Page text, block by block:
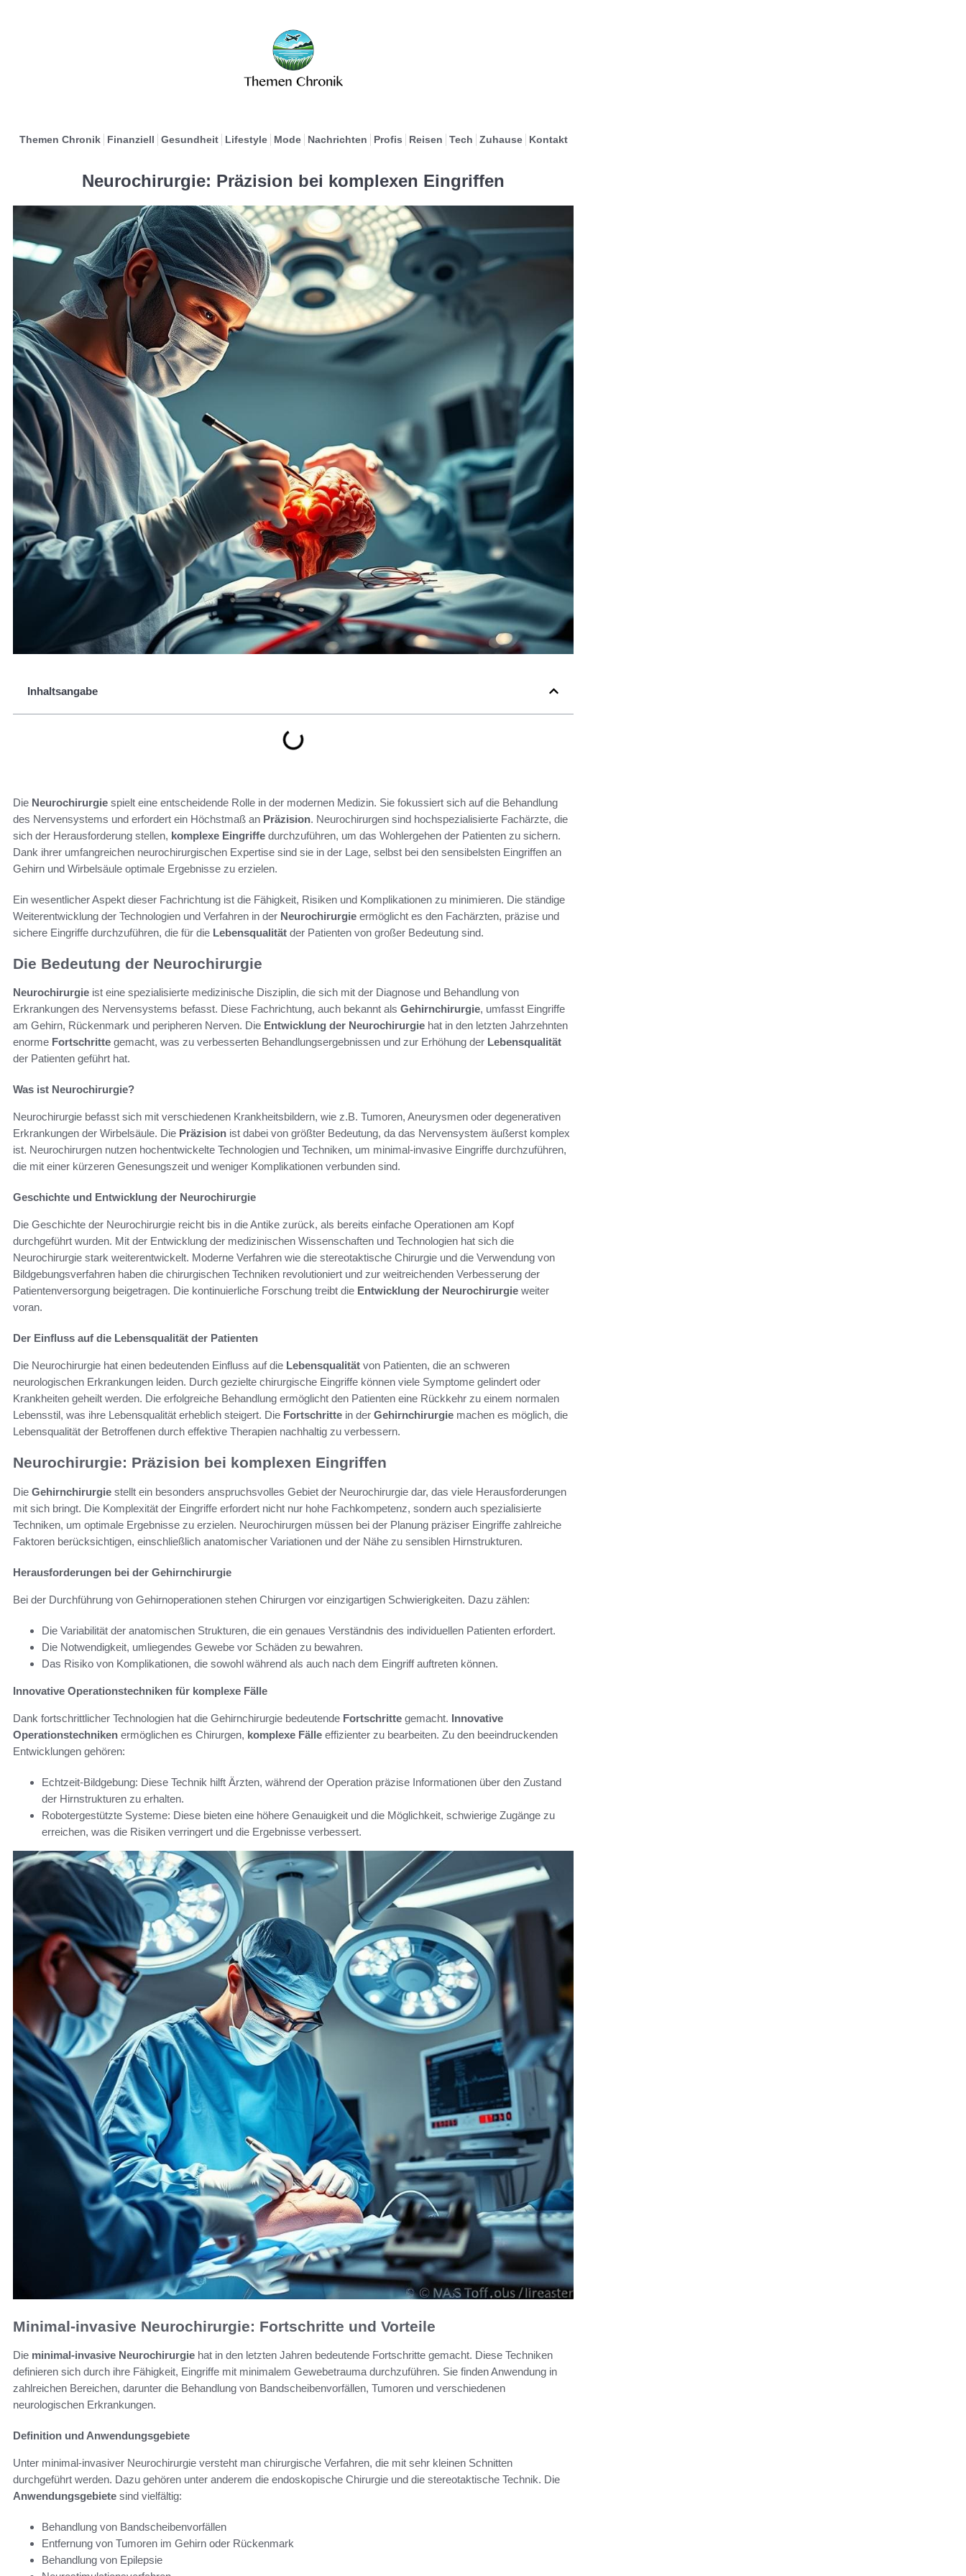
Themen Chronik Finanziell Gesundheit Lifestyle Mode Nachrichten Profis Reisen Tech Zuhause Kontakt
Neurochirurgie: Präzision bei komplexen Eingriffen
Inhaltsangabe
Die Neurochirurgie spielt eine entscheidende Rolle in der modernen Medizin. Sie fokussiert sich auf die Behandlung
des Nervensystems und erfordert ein Höchstmaß an Präzision. Neurochirurgen sind hochspezialisierte Fachärzte, die
sich der Herausforderung stellen, komplexe Eingriffe durchzuführen, um das Wohlergehen der Patienten zu sichern.
Dank ihrer umfangreichen neurochirurgischen Expertise sind sie in der Lage, selbst bei den sensibelsten Eingriffen an
Gehirn und Wirbelsäule optimale Ergebnisse zu erzielen.
Ein wesentlicher Aspekt dieser Fachrichtung ist die Fähigkeit, Risiken und Komplikationen zu minimieren. Die ständige
Weiterentwicklung der Technologien und Verfahren in der Neurochirurgie ermöglicht es den Fachärzten, präzise und
sichere Eingriffe durchzuführen, die für die Lebensqualität der Patienten von großer Bedeutung sind.
Die Bedeutung der Neurochirurgie
Neurochirurgie ist eine spezialisierte medizinische Disziplin, die sich mit der Diagnose und Behandlung von
Erkrankungen des Nervensystems befasst. Diese Fachrichtung, auch bekannt als Gehirnchirurgie, umfasst Eingriffe
am Gehirn, Rückenmark und peripheren Nerven. Die Entwicklung der Neurochirurgie hat in den letzten Jahrzehnten
enorme Fortschritte gemacht, was zu verbesserten Behandlungsergebnissen und zur Erhöhung der Lebensqualität
der Patienten geführt hat.
Was ist Neurochirurgie?
Neurochirurgie befasst sich mit verschiedenen Krankheitsbildern, wie z.B. Tumoren, Aneurysmen oder degenerativen
Erkrankungen der Wirbelsäule. Die Präzision ist dabei von größter Bedeutung, da das Nervensystem äußerst komplex
ist. Neurochirurgen nutzen hochentwickelte Technologien und Techniken, um minimal-invasive Eingriffe durchzuführen,
die mit einer kürzeren Genesungszeit und weniger Komplikationen verbunden sind.
Geschichte und Entwicklung der Neurochirurgie
Die Geschichte der Neurochirurgie reicht bis in die Antike zurück, als bereits einfache Operationen am Kopf
durchgeführt wurden. Mit der Entwicklung der medizinischen Wissenschaften und Technologien hat sich die
Neurochirurgie stark weiterentwickelt. Moderne Verfahren wie die stereotaktische Chirurgie und die Verwendung von
Bildgebungsverfahren haben die chirurgischen Techniken revolutioniert und zur weitreichenden Verbesserung der
Patientenversorgung beigetragen. Die kontinuierliche Forschung treibt die Entwicklung der Neurochirurgie weiter
voran.
Der Einfluss auf die Lebensqualität der Patienten
Die Neurochirurgie hat einen bedeutenden Einfluss auf die Lebensqualität von Patienten, die an schweren
neurologischen Erkrankungen leiden. Durch gezielte chirurgische Eingriffe können viele Symptome gelindert oder
Krankheiten geheilt werden. Die erfolgreiche Behandlung ermöglicht den Patienten eine Rückkehr zu einem normalen
Lebensstil, was ihre Lebensqualität erheblich steigert. Die Fortschritte in der Gehirnchirurgie machen es möglich, die
Lebensqualität der Betroffenen durch effektive Therapien nachhaltig zu verbessern.
Neurochirurgie: Präzision bei komplexen Eingriffen
Die Gehirnchirurgie stellt ein besonders anspruchsvolles Gebiet der Neurochirurgie dar, das viele Herausforderungen
mit sich bringt. Die Komplexität der Eingriffe erfordert nicht nur hohe Fachkompetenz, sondern auch spezialisierte
Techniken, um optimale Ergebnisse zu erzielen. Neurochirurgen müssen bei der Planung präziser Eingriffe zahlreiche
Faktoren berücksichtigen, einschließlich anatomischer Variationen und der Nähe zu sensiblen Hirnstrukturen.
Herausforderungen bei der Gehirnchirurgie
Bei der Durchführung von Gehirnoperationen stehen Chirurgen vor einzigartigen Schwierigkeiten. Dazu zählen:
Die Variabilität der anatomischen Strukturen, die ein genaues Verständnis des individuellen Patienten erfordert.
Die Notwendigkeit, umliegendes Gewebe vor Schäden zu bewahren.
Das Risiko von Komplikationen, die sowohl während als auch nach dem Eingriff auftreten können.
Innovative Operationstechniken für komplexe Fälle
Dank fortschrittlicher Technologien hat die Gehirnchirurgie bedeutende Fortschritte gemacht. Innovative
Operationstechniken ermöglichen es Chirurgen, komplexe Fälle effizienter zu bearbeiten. Zu den beeindruckenden
Entwicklungen gehören:
Echtzeit-Bildgebung: Diese Technik hilft Ärzten, während der Operation präzise Informationen über den Zustand
der Hirnstrukturen zu erhalten.
Robotergestützte Systeme: Diese bieten eine höhere Genauigkeit und die Möglichkeit, schwierige Zugänge zu
erreichen, was die Risiken verringert und die Ergebnisse verbessert.
Minimal-invasive Neurochirurgie: Fortschritte und Vorteile
Die minimal-invasive Neurochirurgie hat in den letzten Jahren bedeutende Fortschritte gemacht. Diese Techniken
definieren sich durch ihre Fähigkeit, Eingriffe mit minimalem Gewebetrauma durchzuführen. Sie finden Anwendung in
zahlreichen Bereichen, darunter die Behandlung von Bandscheibenvorfällen, Tumoren und verschiedenen
neurologischen Erkrankungen.
Definition und Anwendungsgebiete
Unter minimal-invasiver Neurochirurgie versteht man chirurgische Verfahren, die mit sehr kleinen Schnitten
durchgeführt werden. Dazu gehören unter anderem die endoskopische Chirurgie und die stereotaktische Technik. Die
Anwendungsgebiete sind vielfältig:
Behandlung von Bandscheibenvorfällen
Entfernung von Tumoren im Gehirn oder Rückenmark
Behandlung von Epilepsie